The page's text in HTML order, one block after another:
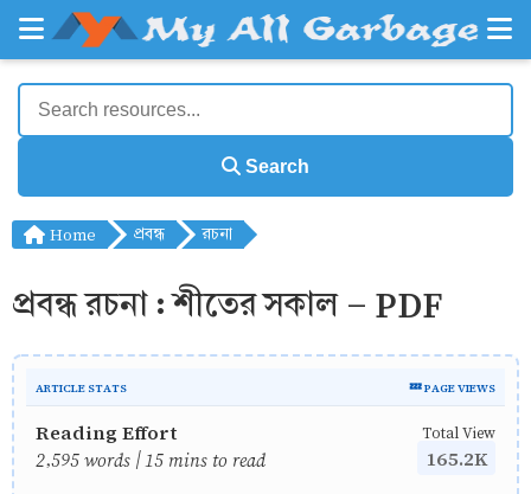
Search
Home প্রবন্ধ রচনা
প্রবন্ধ রচনা : শীতের সকাল - PDF
ARTICLE STATS 💤 PAGE VIEWS
Reading Effort
2,595 words | 15 mins to read
Total View
165.2K